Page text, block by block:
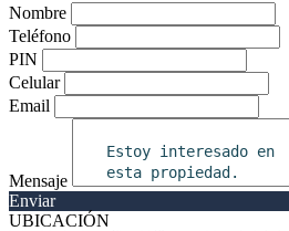
Nombre
Teléfono
PIN
Celular
Email
Mensaje
Enviar
UBICACIÓN